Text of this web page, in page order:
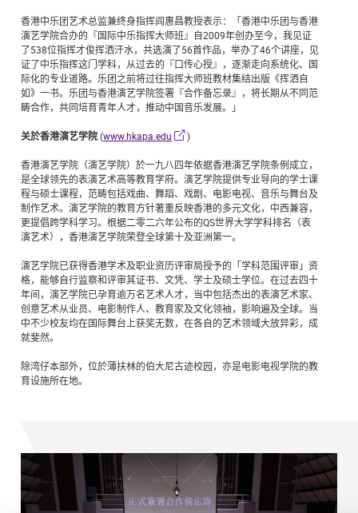
香港中乐团艺术总监兼终身指挥阎惠昌教授表示：「香港中乐团与香港
演艺学院合办的『国际中乐指挥大师班』自2009年创办至今，我见证
了538位指挥才俊挥洒汗水，共选演了56首作品，举办了46个讲座，见
证了中乐指挥这门学科，从过去的『口传心授』，逐渐走向系统化、国
际化的专业道路。乐团之前将过往指挥大师班教材集结出版《挥洒自
如》一书。乐团与香港演艺学院签署『合作备忘录』，将长期从不同范
畴合作，共同培育青年人才，推动中国音乐发展。」
关於香港演艺学院(www.hkapa.edu )
香港演艺学院（演艺学院）於一九八四年依据香港演艺学院条例成立，
是全球领先的表演艺术高等教育学府。演艺学院提供专业导向的学士课
程与硕士课程，范畴包括戏曲、舞蹈、戏剧、电影电视、音乐与舞台及
制作艺术。演艺学院的教育方针著重反映香港的多元文化，中西兼容，
更提倡跨学科学习。根据二零二六年公布的QS世界大学学科排名（表
演艺术），香港演艺学院荣登全球第十及亚洲第一。
演艺学院已获得香港学术及职业资历评审局授予的「学科范围评审」资
格，能够自行监察和评审其证书、文凭、学士及硕士学位。在过去四十
年间，演艺学院已孕育逾万名艺术人才，当中包括杰出的表演艺术家、
创意艺术从业员、电影制作人、教育家及文化领袖，影响遍及全球。当
中不少校友均在国际舞台上获奖无数，在各自的艺术领域大放异彩，成
就斐然。
除湾仔本部外，位於薄扶林的伯大尼古迹校园，亦是电影电视学院的教
育设施所在地。